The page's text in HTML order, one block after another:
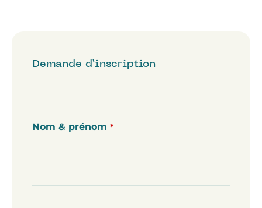
Demande d’inscription
Nom & prénom *